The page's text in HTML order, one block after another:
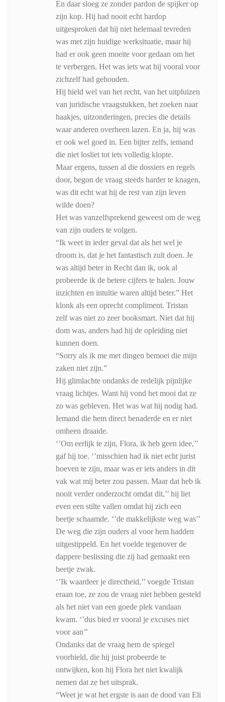
En daar sloeg ze zonder pardon de spijker op
zijn kop. Hij had nooit echt hardop
uitgesproken dat hij niet helemaal tevreden
was met zijn huidige werksituatie, maar hij
had er ook geen moeite voor gedaan om het
te verbergen. Het was iets wat hij vooral voor
zichzelf had gehouden.
Hij hield wel van het recht, van het uitpluizen
van juridische vraagstukken, het zoeken naar
haakjes, uitzonderingen, precies die details
waar anderen overheen lazen. En ja, hij was
er ook wel goed in. Een bijter zelfs, iemand
die niet losliet tot iets volledig klopte.
Maar ergens, tussen al die dossiers en regels
door, begon de vraag steeds harder te knagen,
was dit echt wat hij de rest van zijn leven
wilde doen?
Het was vanzelfsprekend geweest om de weg
van zijn ouders te volgen.
“Ik weet in ieder geval dat als het wel je
droom is, dat je het fantastisch zult doen. Je
was altijd beter in Recht dan ik, ook al
probeerde ik de betere cijfers te halen. Jouw
inzichten en intuïtie waren altijd beter.” Het
klonk als een oprecht compliment. Tristan
zelf was niet zo zeer booksmart. Niet dat hij
dom was, anders had hij de opleiding niet
kunnen doen.
“Sorry als ik me met dingen bemoei die mijn
zaken niet zijn.”
Hij glimlachte ondanks de redelijk pijnlijke
vraag lichtjes. Want hij vond het mooi dat ze
zo was gebleven. Het was wat hij nodig had.
Iemand die hem direct benaderde en er niet
omheen draaide.
‘’Om eerlijk te zijn, Flora, ik heb geen idee,’’
gaf hij toe. ‘’misschien had ik niet echt jurist
hoeven te zijn, maar was er iets anders in dit
vak wat mij beter zou passen. Maar dat heb ik
nooit verder onderzocht omdat dit,’’ hij liet
even een stilte vallen omdat hij zich een
beetje schaamde. ‘’de makkelijkste weg was’’
De weg die zijn ouders al voor hem hadden
uitgestippeld. En het voelde tegenover de
dappere beslissing die zij had gemaakt een
beetje zwak.
‘’Ik waardeer je directheid,’’ voegde Tristan
eraan toe, ze zou de vraag niet hebben gesteld
als het niet van een goede plek vandaan
kwam. ‘’dus bied er vooral je excuses niet
voor aan’’
Ondanks dat de vraag hem de spiegel
voorhield, die hij juist probeerde te
ontwijken, kon hij Flora het niet kwalijk
nemen dat ze het uitsprak.
“Weet je wat het ergste is aan de dood van Eli